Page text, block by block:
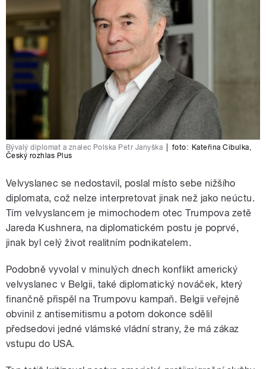
Bývalý diplomat a znalec Polska Petr Janyška foto: Kateřina Cibulka
Český rozhlas Plus
Velvyslanec se nedostavil, poslal místo sebe nižšího
diplomata, což nelze interpretovat jinak než jako neúctu.
Tím velvyslancem je mimochodem otec Trumpova zetě
Jareda Kushnera, na diplomatickém postu je poprvé,
jinak byl celý život realitním podnikatelem.
Podobně vyvolal v minulých dnech konflikt americký
velvyslanec v Belgii, také diplomatický nováček, který
finančně přispěl na Trumpovu kampaň. Belgii veřejně
obvinil z antisemitismu a potom dokonce sdělil
předsedovi jedné vlámské vládní strany, že má zákaz
vstupu do USA.